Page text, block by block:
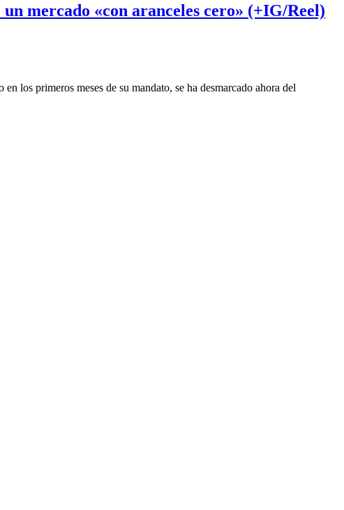
mercado «con aranceles cero» (+IG/Reel)
los primeros meses de su mandato, se ha desmarcado ahora del